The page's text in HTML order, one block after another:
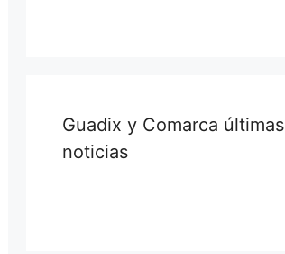
Guadix y Comarca últimas
noticias